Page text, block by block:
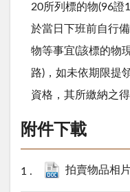
20所列標的物(96證
於當日下班前自行
物等事宜(該標的物
路)，如未依期限提
資格，其所繳納之
附件下載
拍賣物品相